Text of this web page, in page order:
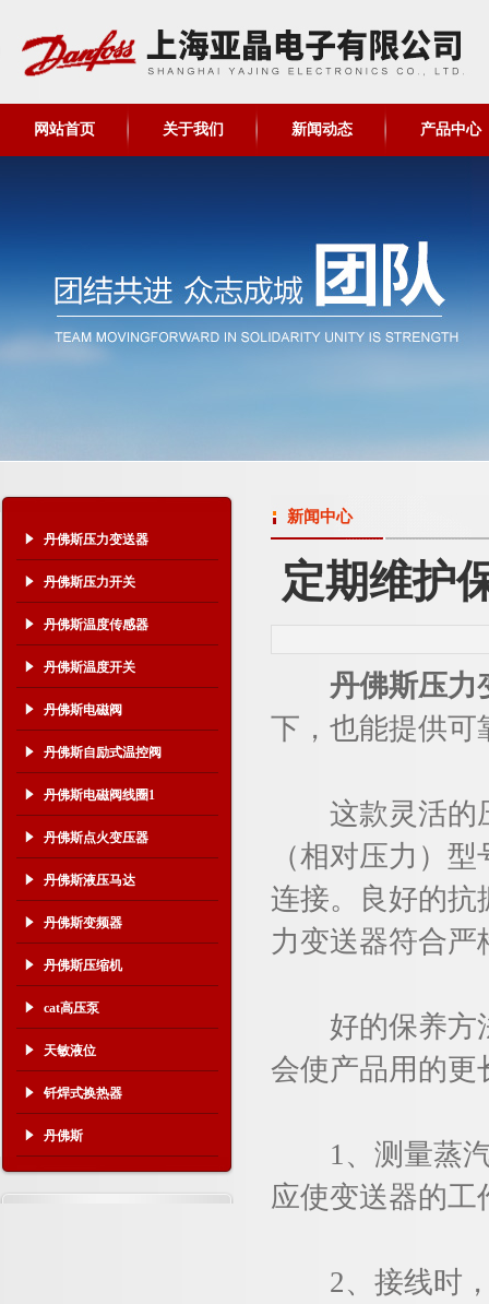
网站首页 关于我们 新闻动态 产品中心
丹佛斯压力变送器
丹佛斯压力开关
丹佛斯温度传感器
丹佛斯温度开关
丹佛斯电磁阀
丹佛斯自励式温控阀
丹佛斯电磁阀线圈1
丹佛斯点火变压器
丹佛斯液压马达
丹佛斯变频器
丹佛斯压缩机
cat高压泵
天敏液位
钎焊式换热器
丹佛斯
新闻中心
定期维护
丹佛斯压力
下，也能提供可
这款灵活的压
（相对压力）
连接。良好的抗
力变送器符合严
好的保养方法
会使产品用的更
1、测量蒸汽
应使变送器的工
2、接线时，